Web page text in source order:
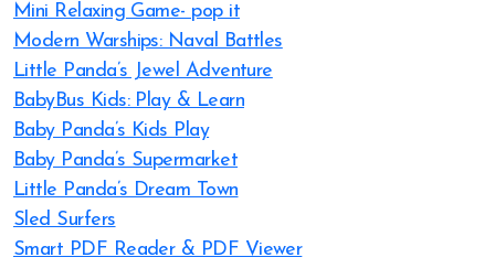
Mini Relaxing Game- pop it
Modern Warships: Naval Battles
Little Panda’s Jewel Adventure
BabyBus Kids: Play & Learn
Baby Panda’s Kids Play
Baby Panda’s Supermarket
Little Panda’s Dream Town
Sled Surfers
Smart PDF Reader & PDF Viewer